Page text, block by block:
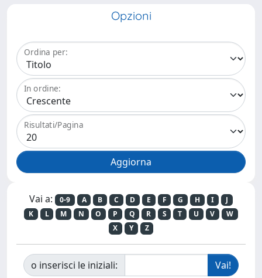
Opzioni
Ordina per:
In ordine:
Risultati/Pagina
Vai a: 0-9 A B C D E F G H I
J
K
L M N O P Q R S T U V
W
X
Y Z
o inserisci le iniziali: